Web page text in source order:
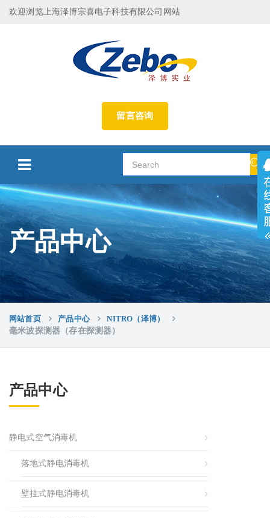
欢迎浏览上海泽博宗喜电子科技有限公司网站
留言咨询
产品中心
网站首页 产品中心
NITRO（泽博）
毫米波探测器（存在探测器）
产品中心
静电式空气消毒机
落地式静电消毒机
壁挂式静电消毒机